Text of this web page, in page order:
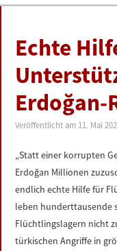
BUNDESTAG
PRESSE
ZUR PERSON
LINKS
IMPRESSUM
Echte
Erdoğan-
Veröffentlicht am 11. Mai
„Statt einer korrupten
Erdoğan Millionen
endlich echte Hilfe für
leben hunderttausende
Flüchtlingslagern nicht
türkischen Angriffe in